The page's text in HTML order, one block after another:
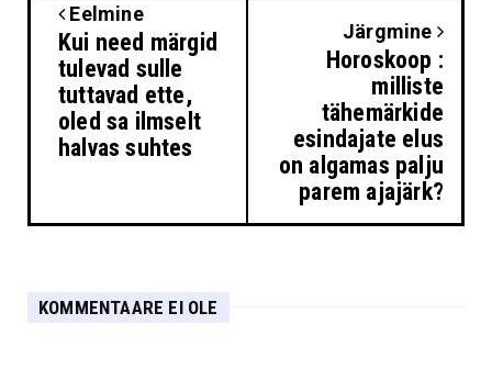
Eelmine
Kui need märgid
tulevad sulle
tuttavad ette,
oled sa ilmselt
halvas suhtes
Järgmine
Horoskoop :
milliste
tähemärkide
esindajate elus
on algamas palju
parem ajajärk?
KOMMENTAARE EI OLE